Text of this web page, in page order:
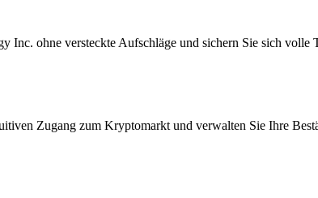
ohne versteckte Aufschläge und sichern Sie sich volle
Zugang zum Kryptomarkt und verwalten Sie Ihre